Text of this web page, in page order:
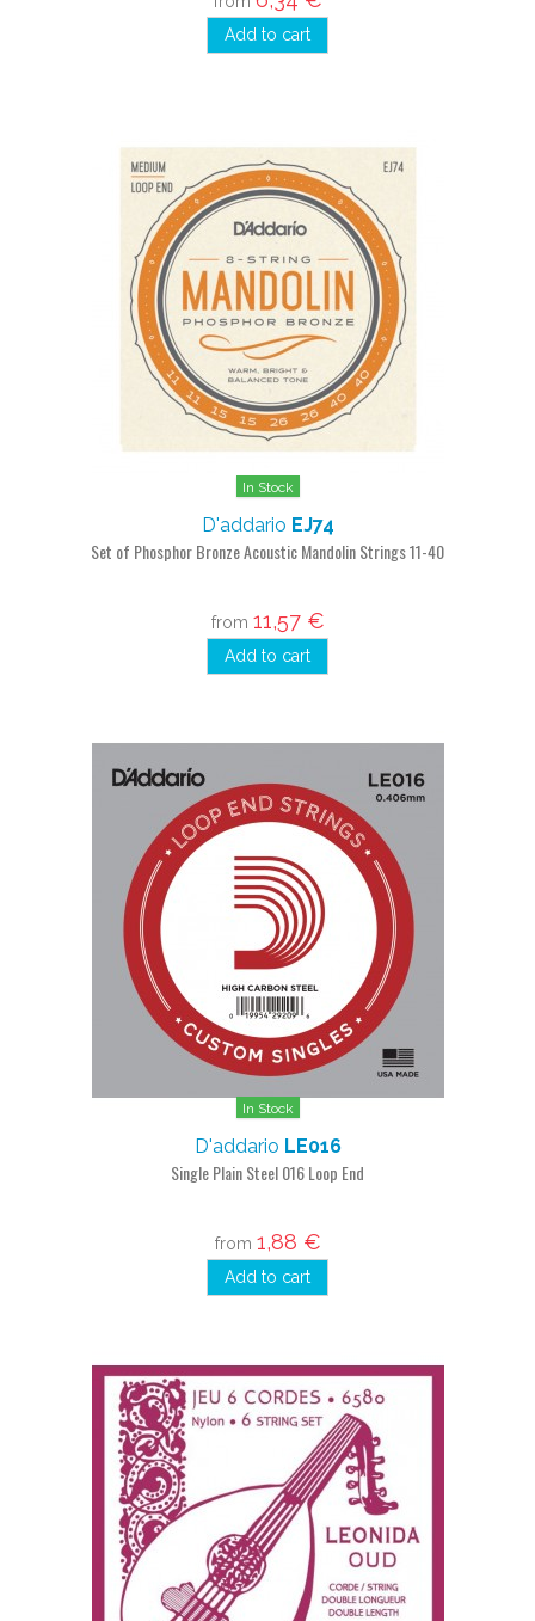
Add to cart
In Stock
D'addario EJ74
Set of Phosphor Bronze Acoustic Mandolin Strings 11-40
from 11,57 €
Add to cart
In Stock
D'addario LE016
Single Plain Steel 016 Loop End
from 1,88 €
Add to cart